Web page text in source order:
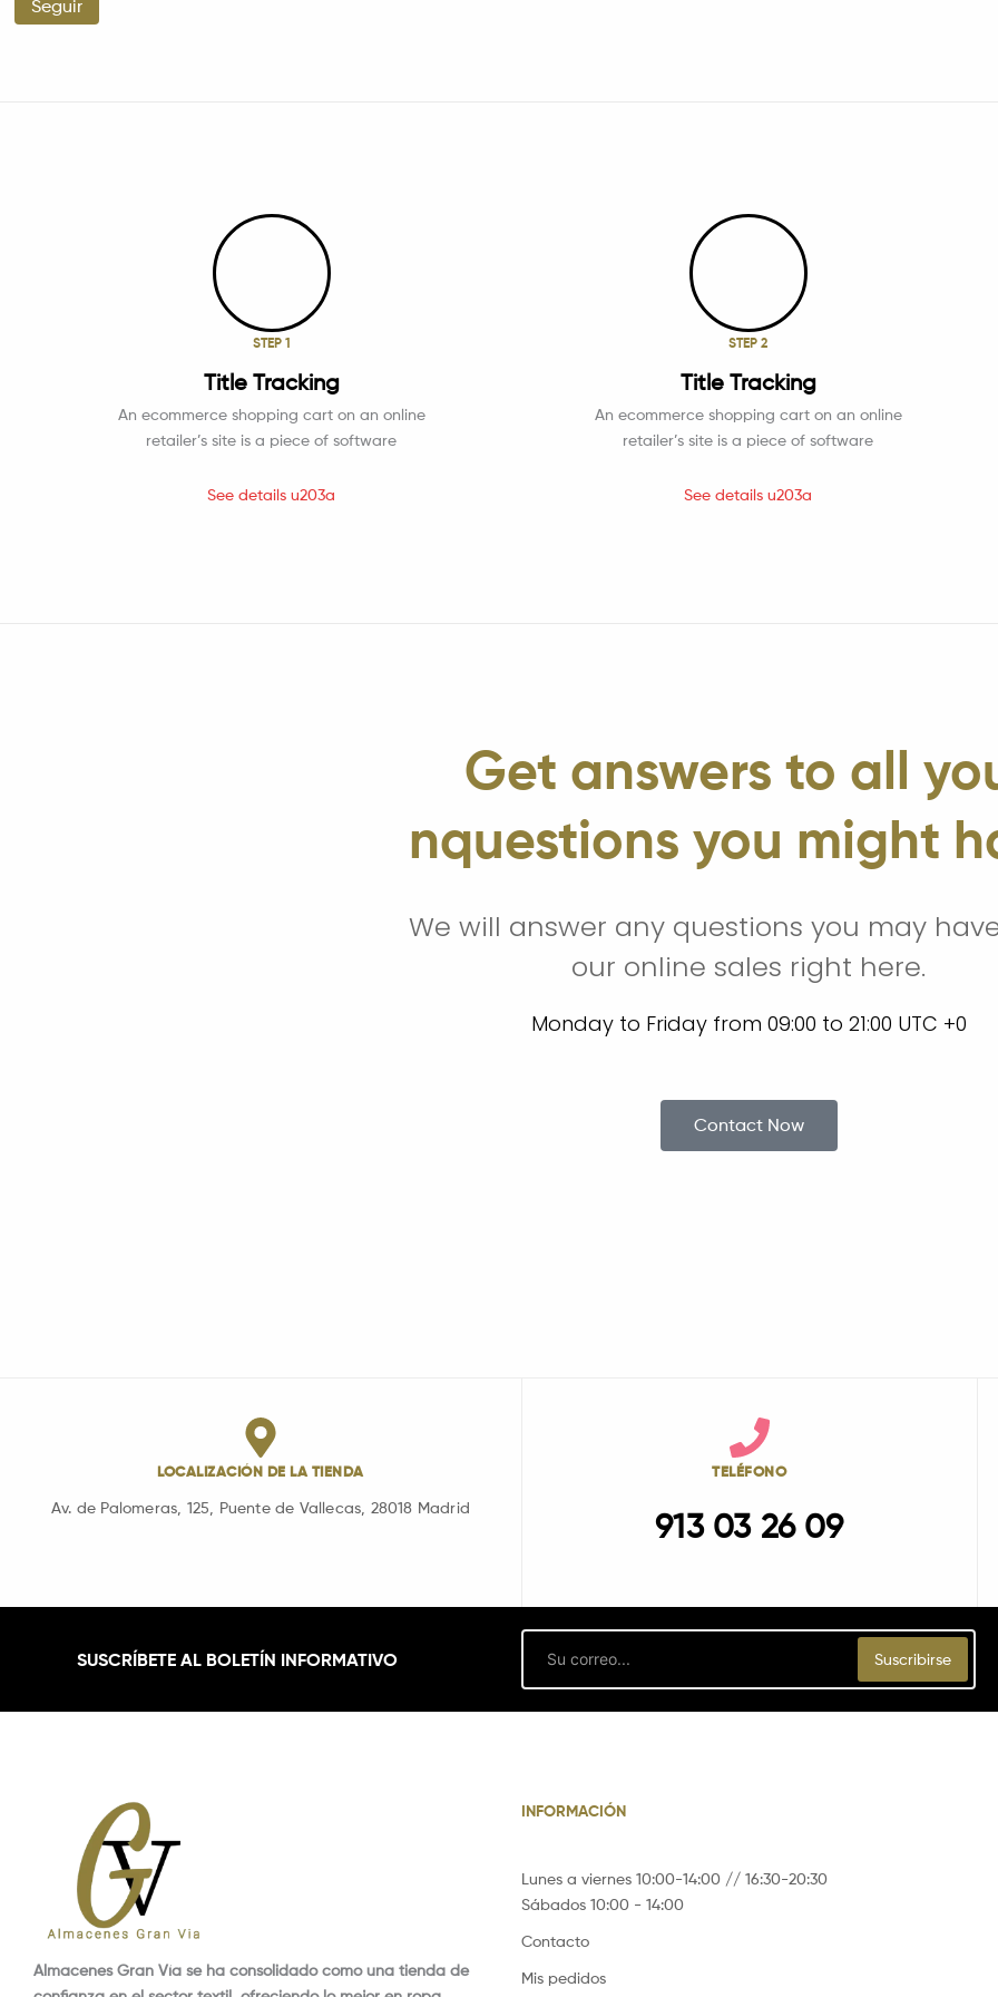
Seguir
STEP 1
Title Tracking
An ecommerce shopping cart on an online
retailer’s site is a piece of software
See details u203a
STEP 2
Title Tracking
An ecommerce shopping cart on an online
retailer’s site is a piece of software
See details u203a
Get answers to all
nquestions you might
We will answer any questions you may
our online sales right here.
Monday to Friday from 09:00 to 21:00 UTC +0
Contact Now
LOCALIZACIÓN DE LA TIENDA
Av. de Palomeras, 125, Puente de Vallecas, 28018 Madrid
TELÉFONO
913 03 26 09
SUSCRÍBETE AL BOLETÍN INFORMATIVO Suscribirse
Almacenes Gran Vía se ha consolidado como una tienda de
INFORMACIÓN
Lunes a viernes 10:00-14:00 // 16:30-20:30
Sábados 10:00 - 14:00
Contacto
Mis pedidos